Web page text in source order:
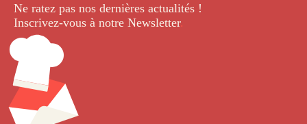
Ne ratez pas nos dernières actualités !
Inscrivez-vous à notre Newsletter.